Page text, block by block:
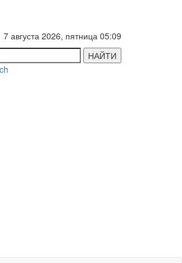
7 августа 2026, пятница 05:09
НАЙТИ